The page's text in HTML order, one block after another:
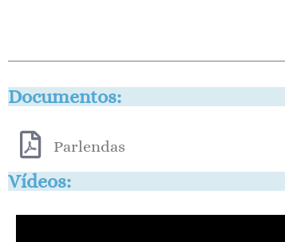
Documentos:
Parlendas
Vídeos: